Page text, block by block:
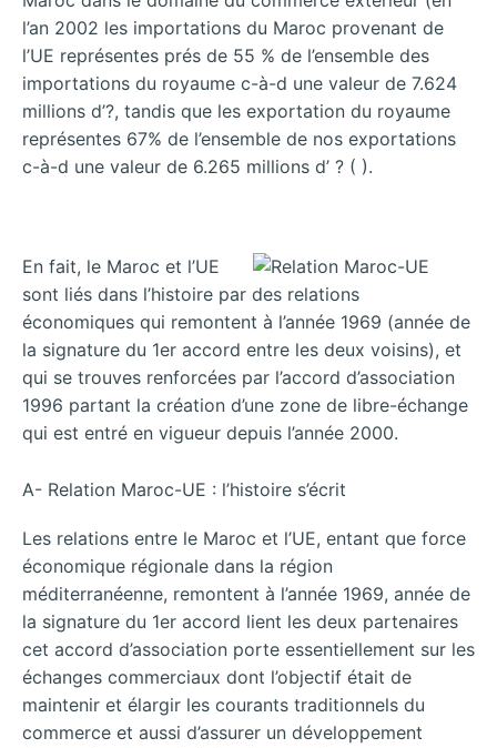
l’an 2002 les importations du Maroc provenant de
l’UE représentes prés de 55 % de l’ensemble des
importations du royaume c-à-d une valeur de 7.624
millions d’?, tandis que les exportation du royaume
représentes 67% de l’ensemble de nos exportations
c-à-d une valeur de 6.265 millions d’ ? ( ).
En fait, le Maroc et l’UE
sont liés dans l’histoire par des relations
économiques qui remontent à l’année 1969 (année de
la signature du 1er accord entre les deux voisins), et
qui se trouves renforcées par l’accord d’association
1996 partant la création d’une zone de libre-échange
qui est entré en vigueur depuis l’année 2000.
A- Relation Maroc-UE : l’histoire s’écrit
Les relations entre le Maroc et l’UE, entant que force
économique régionale dans la région
méditerranéenne, remontent à l’année 1969, année de
la signature du 1er accord lient les deux partenaires
cet accord d’association porte essentiellement sur les
échanges commerciaux dont l’objectif était de
maintenir et élargir les courants traditionnels du
commerce et aussi d’assurer un développement